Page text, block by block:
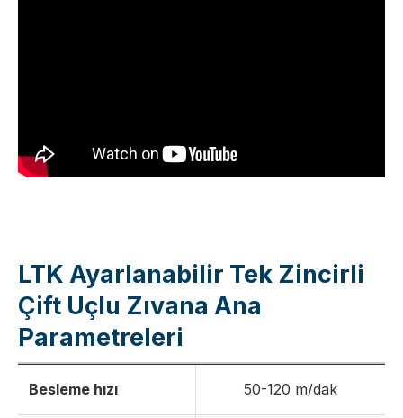
LTK Ayarlanabilir Tek Zincirli
Çift Uçlu Zıvana Ana
Parametreleri
Besleme hızı 50-120 m/dak